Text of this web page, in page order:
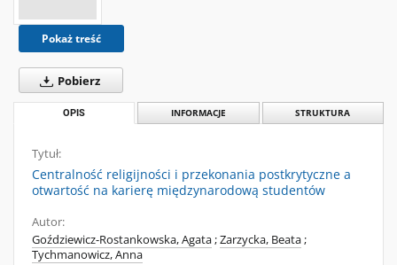
Pokaż treść
Pobierz
OPIS INFORMACJE STRUKTURA
Tytuł:
Centralność religijności i przekonania postkrytyczne a
otwartość na karierę międzynarodową studentów
Autor:
Goździewicz-Rostankowska, Agata;Zarzycka, Beata;
Tychmanowicz, Anna